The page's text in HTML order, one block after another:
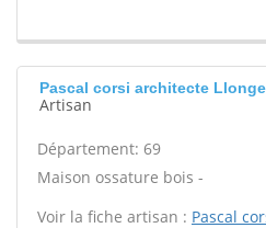
Pascal corsi architecte
Artisan
Département: 69
Maison ossature bois -
Voir la fiche artisan : Pascal